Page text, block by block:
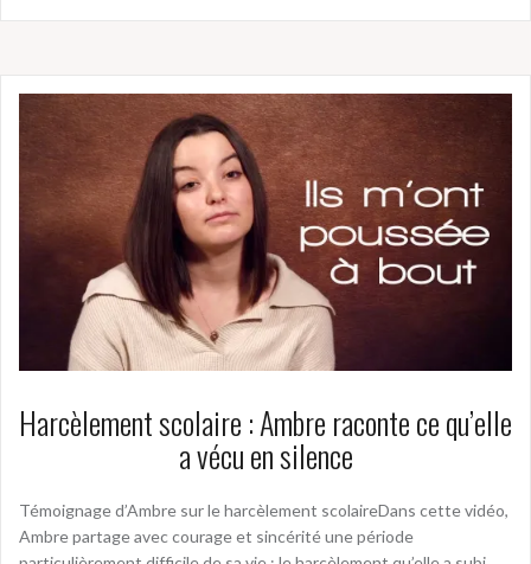
Harcèlement scolaire : Ambre raconte ce qu’elle
a vécu en silence
Témoignage d’Ambre sur le harcèlement scolaireDans cette vidéo,
Ambre partage avec courage et sincérité une période